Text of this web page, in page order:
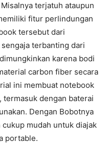
terjatuh ataupun
fitur perlindungan
tersebut dari
terbanting dari
karena bodi
carbon fiber secara
ini membuat notebook
termasuk dengan baterai
Dengan Bobotnya
mudah untuk diajak
portable.